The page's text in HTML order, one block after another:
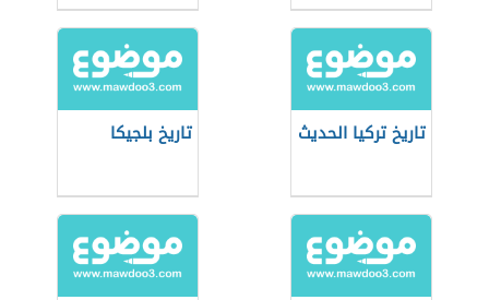
العباسي
تاريخ تركيا الحديث تاريخ بلجيكا